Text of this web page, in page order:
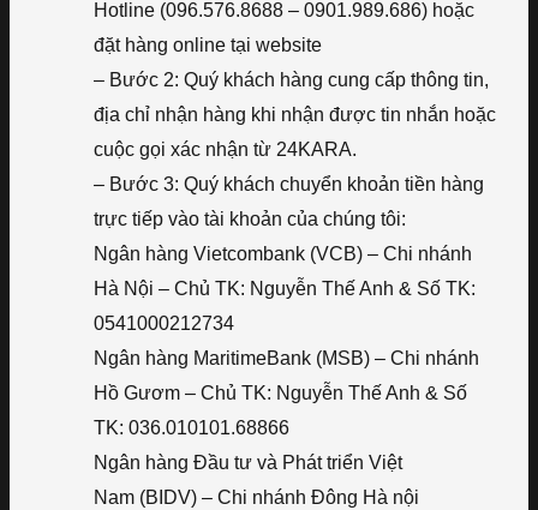
Hotline (096.576.8688 – 0901.989.686) hoặc
đặt hàng online tại website
– Bước 2: Quý khách hàng cung cấp thông tin,
địa chỉ nhận hàng khi nhận được tin nhắn hoặc
cuộc gọi xác nhận từ 24KARA.
– Bước 3: Quý khách chuyển khoản tiền hàng
trực tiếp vào tài khoản của chúng tôi:
Ngân hàng Vietcombank (VCB) – Chi nhánh
Hà Nội – Chủ TK: Nguyễn Thế Anh & Số TK:
0541000212734
Ngân hàng MaritimeBank (MSB) – Chi nhánh
Hồ Gươm – Chủ TK: Nguyễn Thế Anh & Số
TK: 036.010101.68866
Ngân hàng Đầu tư và Phát triển Việt
Nam (BIDV) – Chi nhánh Đông Hà nội